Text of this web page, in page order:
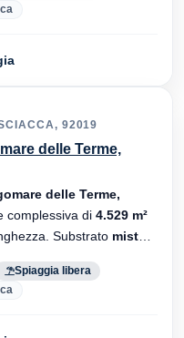
92019
delle Terme,
delle Terme,
complessiva di 4.529 m²
Substrato mista
Spiaggia libera